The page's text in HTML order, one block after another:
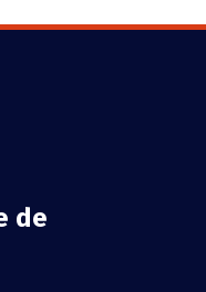
de